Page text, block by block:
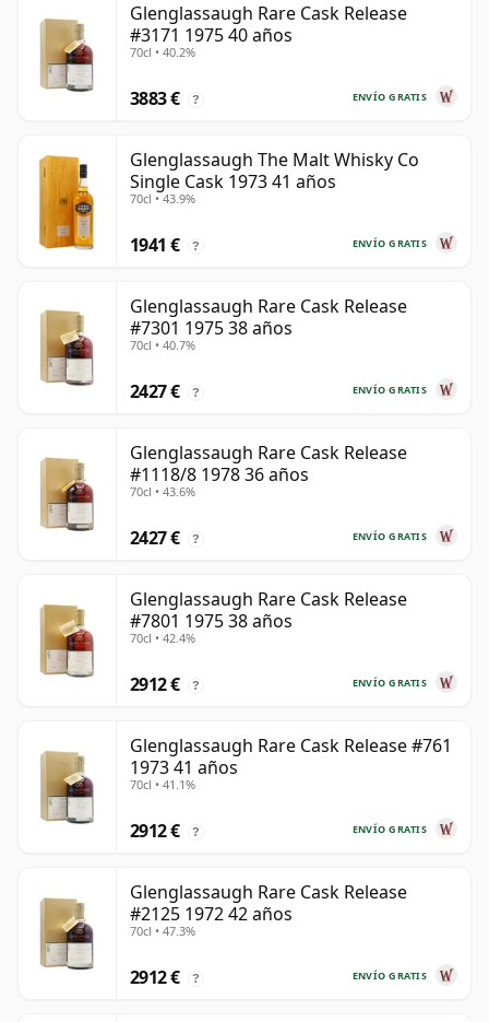
Glenglassaugh Rare Cask Release
#3171 1975 40 años
70cl • 40.2%
ENVÍO GRATIS
3883 € ?
Glenglassaugh The Malt Whisky Co
Single Cask 1973 41 años
70cl • 43.9%
ENVÍO GRATIS
1941 € ?
Glenglassaugh Rare Cask Release
#7301 1975 38 años
70cl • 40.7%
ENVÍO GRATIS
2427 € ?
Glenglassaugh Rare Cask Release
#1118/8 1978 36 años
70cl • 43.6%
ENVÍO GRATIS
2427 € ?
Glenglassaugh Rare Cask Release
#7801 1975 38 años
70cl • 42.4%
ENVÍO GRATIS
2912 € ?
Glenglassaugh Rare Cask Release #761
1973 41 años
70cl • 41.1%
ENVÍO GRATIS
2912 € ?
Glenglassaugh Rare Cask Release
#2125 1972 42 años
70cl • 47.3%
ENVÍO GRATIS
2912 € ?